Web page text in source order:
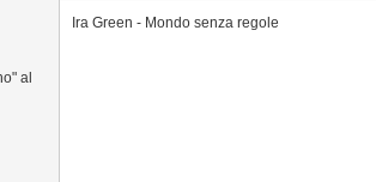
al
Ira Green - Mondo senza regole